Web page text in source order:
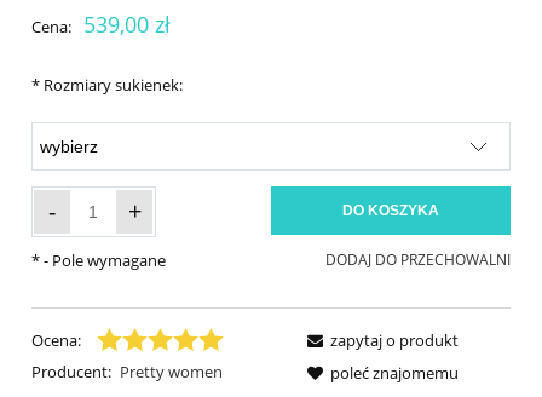
Cena: 539,00 zł
* Rozmiary sukienek:
- + DO KOSZYKA
DODAJ DO PRZECHOWALNI
*- Pole wymagane
Ocena:
Producent: Pretty women
zapytaj o produkt
poleć znajomemu